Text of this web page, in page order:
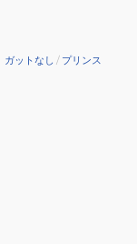
ガットなし / プリンス